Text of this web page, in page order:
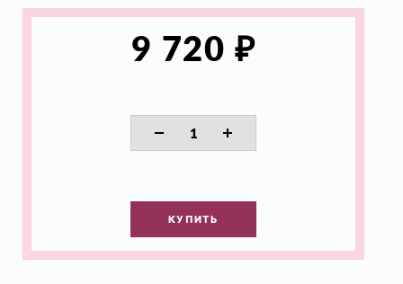
9 720 ₽
КУПИТЬ